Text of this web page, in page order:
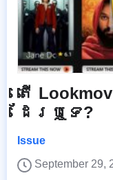
តើ
ដែរឬទេ?
Issue
September 29,